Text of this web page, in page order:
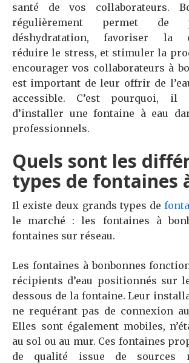
santé de vos collaborateurs.
régulièrement permet de
déshydratation, favoriser la
réduire le stress, et stimuler la
encourager vos collaborateurs à
est important de leur offrir de
accessible. C’est pourquoi, il
d’installer une fontaine à eau
professionnels.
Quels sont les
types de fontaines
Il existe deux grands types de
le marché : les fontaines à
fontaines sur réseau.
Les fontaines à bonbonnes
récipients d’eau positionnés sur
dessous de la fontaine. Leur
ne requérant pas de connexion au
Elles sont également mobiles,
au sol ou au mur. Ces fontaines
de qualité issue de sources